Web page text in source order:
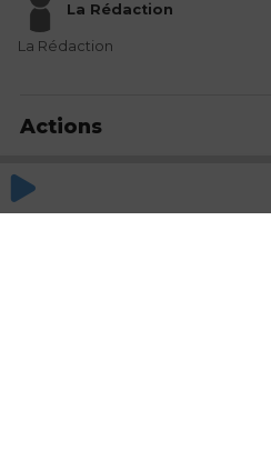
La Rédaction
La Rédaction
Actions